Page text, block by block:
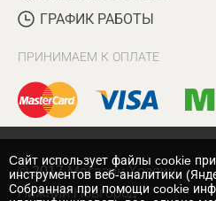
ГРАФИК РАБОТЫ
ПРИНИМАЕМ К ОПЛАТЕ
© 2017 Магазин Хозяин
Нижний Новгород
Cайт использует файлы cookie
инструментов веб-аналитики
Собранная при помощи cookie